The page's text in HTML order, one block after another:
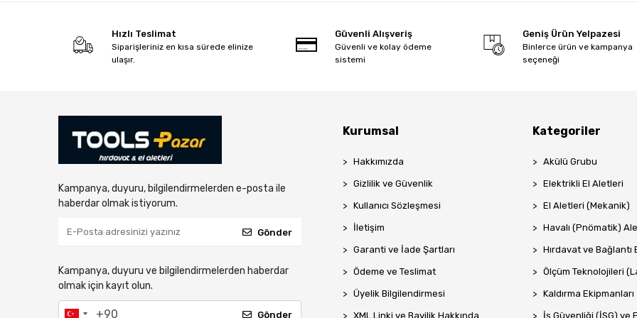
Hızlı Teslimat
Siparişleriniz en kısa sürede elinize
ulaşır.
Güvenli Alışveriş
Güvenli ve kolay ödeme
sistemi
Geniş Ürün Yelpazesi
Binlerce ürün ve kampanya
seçeneği
Kampanya, duyuru, bilgilendirmelerden e-posta ile
haberdar olmak istiyorum.
Gönder
Kampanya, duyuru ve bilgilendirmelerden haberdar
olmak için kayıt olun.
Gönder
Kurumsal
Hakkımızda
Gizlilik ve Güvenlik
Kullanıcı Sözleşmesi
İletişim
Garanti ve İade Şartları
Ödeme ve Teslimat
Üyelik Bilgilendirmesi
XML Linki ve Bayilik Hakkında
Kategoriler
Akülü Grubu
Elektrikli El Aletleri
El Aletleri (Mekanik)
Havalı (Pnömatik)
Hırdavat ve Bağlantı
Ölçüm Teknolojileri
Kaldırma Ekipmanları
İş Güvenliği (İSG) ve